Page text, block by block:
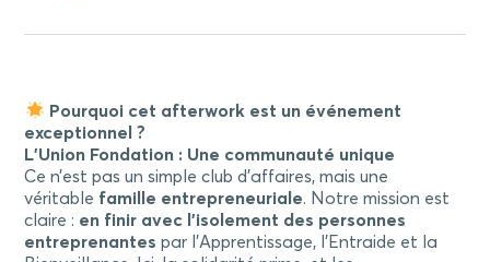
Pourquoi cet afterwork est un événement
exceptionnel ?
L’Union Fondation : Une communauté unique
Ce n’est pas un simple club d’affaires, mais une
véritable famille entrepreneuriale. Notre mission est
claire : en finir avec l’isolement des personnes
entreprenantes par l’Apprentissage, l’Entraide et la